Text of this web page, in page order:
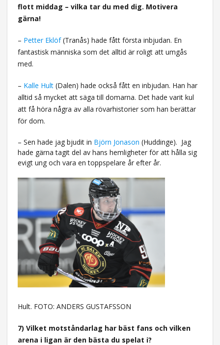
flott middag – vilka tar du med dig. Motivera
gärna!
– Petter Eklöf(Tranås) hade fått första inbjudan. En
fantastisk människa som det alltid är roligt att umgås
med.
– Kalle Hult(Dalen) hade också fått en inbjudan. Han har
alltid så mycket att säga till domarna. Det hade varit kul
att få höra några av alla rövarhistorier som han berättar
för dom.
– Sen hade jag bjudit in Björn Jonason (Huddinge). Jag
hade gärna tagit del av hans hemligheter för att hålla sig
evigt ung och vara en toppspelare år efter år.
Hult. FOTO: ANDERS GUSTAFSSON
7) Vilket motståndarlag har bäst fans och vilken
arena i ligan är den bästa du spelat i?